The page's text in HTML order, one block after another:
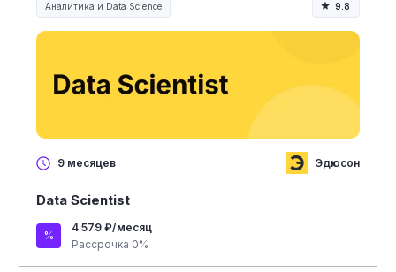
Аналитика и Data Science 9.8
9 месяцев Эдюсон
Data Scientist
4 579 ₽/месяц
Рассрочка 0%